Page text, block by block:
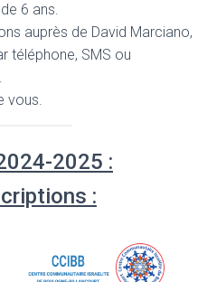
6 ans.
auprès de David Marciano,
téléphone, SMS ou
vous.
2025 :
: